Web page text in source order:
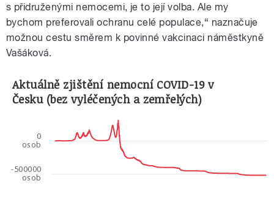
s přidruženými nemocemi, je to její volba. Ale my
bychom preferovali ochranu celé populace,“ naznačuje
možnou cestu směrem k povinné vakcinaci náměstkyně
Vašáková.
-500000
osob
0
osob
Aktuálně zjištění nemocní COVID-19 v
Česku (bez vyléčených a zemřelých)